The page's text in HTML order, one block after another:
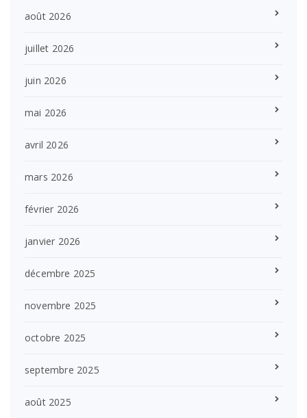
août 2026
juillet 2026
juin 2026
mai 2026
avril 2026
mars 2026
février 2026
janvier 2026
décembre 2025
novembre 2025
octobre 2025
septembre 2025
août 2025